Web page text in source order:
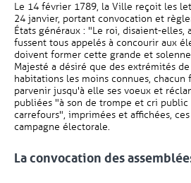
Le 14 février 1789, la Ville reçoit les
24 janvier, portant convocation et
États généraux : "Le roi, disaient-elles,
fussent tous appelés à concourir aux
doivent former cette grande et
Majesté a désiré que des extrémités
habitations les moins connues, chacun
parvenir jusqu'à elle ses voeux et
publiées "à son de trompe et cri public
carrefours", imprimées et affichées,
campagne électorale.
La convocation des